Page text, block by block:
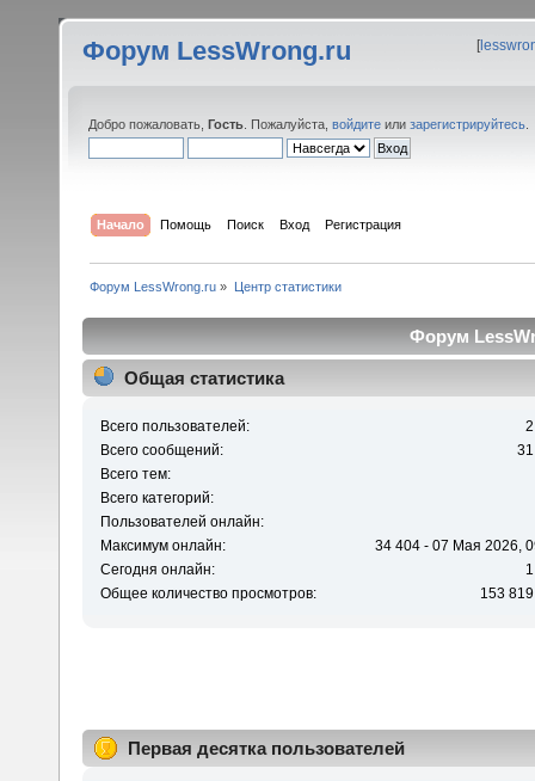
Форум LessWrong.ru [
Добро пожаловать, Гость . Пожалуйста, войдите или зарегистрируйтесь
Начало Помощь Поиск Вход Регистрация
Форум LessWrong.ru » Центр статистики
Форум
Общая статистика
Всего пользователей:
Всего сообщений:
Всего тем:
Всего категорий:
Пользователей онлайн:
Максимум онлайн:
34 404 - 07 Мая 2026,
Сегодня онлайн:
Общее количество просмотров:
153
Первая десятка пользователей